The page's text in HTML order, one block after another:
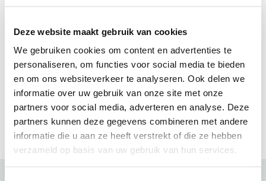
Deze website maakt gebruik van cookies
We gebruiken cookies om content en advertenties te
personaliseren, om functies voor social media te bieden
en om ons websiteverkeer te analyseren. Ook delen we
informatie over uw gebruik van onze site met onze
partners voor social media, adverteren en analyse. Deze
partners kunnen deze gegevens combineren met andere
informatie die u aan ze heeft verstrekt of die ze hebben
verzameld op basis van uw gebruik van hun services.
zwembadmet uitzondering van de
Aquafitness-urende hele dag geopend
voor recreatief gebruik. Kom
ontspannen en genieten tijdens de
zomer!